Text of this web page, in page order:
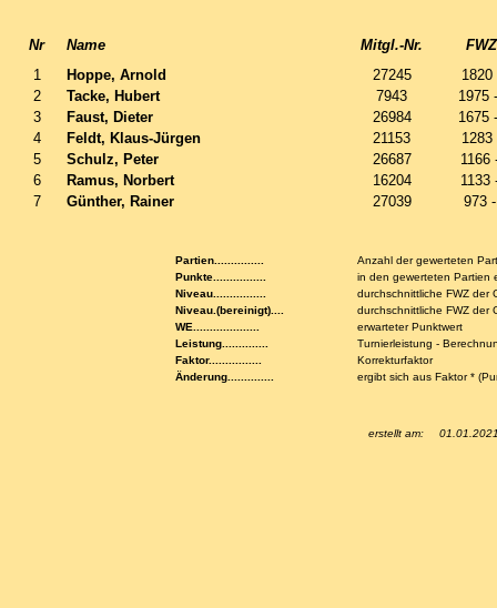
Nr Name Mitgl.-Nr.
1
Hoppe, Arnold 27245
2
Tacke, Hubert 7943
1975
3
Faust, Dieter 26984
1675
4
Feldt, Klaus-Jürgen 21153
5
Schulz, Peter 26687
1166
6
Ramus, Norbert 16204
1133
7
Günther, Rainer 27039 973
Partien...............
Anzahl der gewerteten
Punkte................
in den gewerteten Partien
Niveau................
durchschnittliche FWZ der
Niveau.(bereinigt)....
durchschnittliche FWZ der
WE....................
erwarteter Punktwert
Leistung..............
Turnierleistung -
Faktor................
Korrekturfaktor
Änderung..............
ergibt sich aus Faktor *
erstellt am: